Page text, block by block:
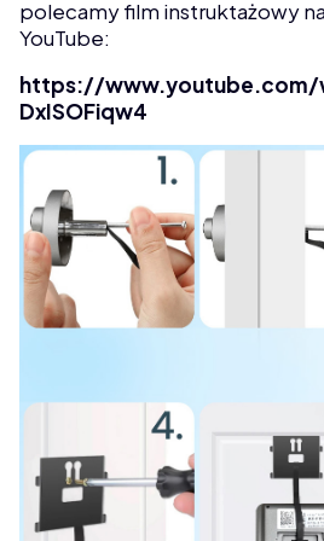
polecamy film instruktażowy
YouTube:
https://www.youtube.com/
DxISOFiqw4